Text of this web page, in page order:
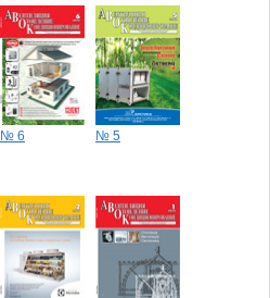
№ 6 № 5